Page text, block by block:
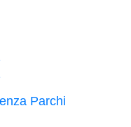
Parchi